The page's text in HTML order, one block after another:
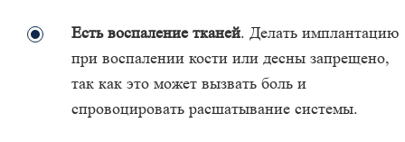
Есть воспаление тканей. Делать имплантацию
при воспалении кости или десны запрещено,
так как это может вызвать боль и
спровоцировать расшатывание системы.